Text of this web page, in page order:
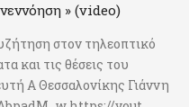
» (video)
στον τηλεοπτικό
και τις θέσεις του
Α Θεσσαλονίκης Γιάννη